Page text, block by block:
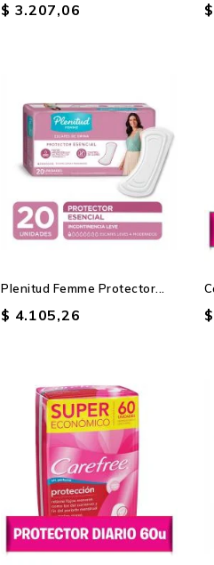
$ 3.207,06
Plenitud Femme Protector...
$ 4.105,26